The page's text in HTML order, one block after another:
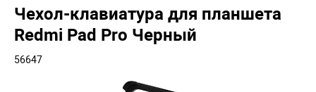
Чехол-клавиатура для планшета
Redmi Pad Pro Черный
56647